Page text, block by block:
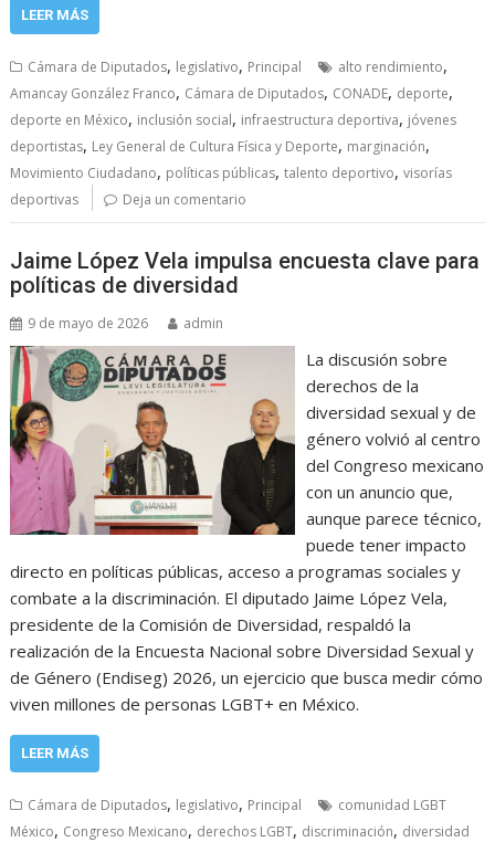
LEER MÁS
Cámara de Diputados, legislativo, Principal alto rendimiento,
Amancay González Franco, Cámara de Diputados, CONADE, deporte,
deporte en México, inclusión social, infraestructura deportiva, jóvenes
deportistas, Ley General de Cultura Física y Deporte, marginación,
Movimiento Ciudadano, políticas públicas,talento deportivo,visorías
deportivas
Deja un comentario
Jaime López Vela impulsa encuesta clave para
políticas de diversidad
9 de mayo de 2026 admin
La discusión sobre
derechos de la
diversidad sexual y de
género volvió al centro
del Congreso mexicano
con un anuncio que,
aunque parece técnico,
puede tener impacto
directo en políticas públicas, acceso a programas sociales y
combate a la discriminación. El diputado Jaime López Vela,
presidente de la Comisión de Diversidad, respaldó la
realización de la Encuesta Nacional sobre Diversidad Sexual y
de Género (Endiseg) 2026, un ejercicio que busca medir cómo
viven millones de personas LGBT+ en México.
LEER MÁS
Cámara de Diputados, legislativo, Principal
comunidad LGBT
México, Congreso Mexicano, derechos LGBT, discriminación, diversidad